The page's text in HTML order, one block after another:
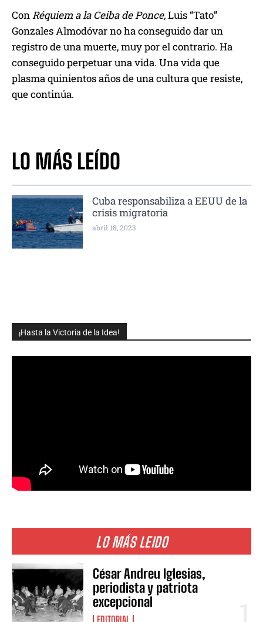
¡Hasta la Victoria de la Idea!
LO MÁS LEIDO
César Andreu Iglesias,
periodista y patriota
excepcional
EDITORIAL
ConRéquiem a la Ceiba de Ponce,Luis “Tato”
Gonzales Almodóvar no ha conseguido dar un
registro de una muerte, muy por el contrario. Ha
conseguido perpetuar una vida. Una vida que
plasma quinientos años de una cultura que resiste,
que continúa.
LO MÁS LEÍDO
Cuba responsabiliza a EEUU de la
crisis migratoria
abril 18, 2023